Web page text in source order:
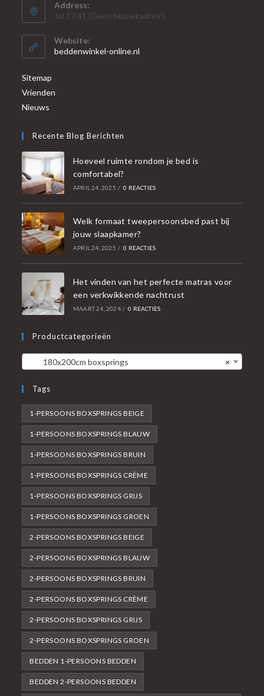
Address:
Jol 17 41 (Geen bezoekadres!)
Website:
beddenwinkel-online.nl
Sitemap
Vrienden
Nieuws
Recente Blog Berichten
Hoeveel ruimte rondom je bed is
comfortabel?
APRIL 24, 2025 / 0 REACTIES
Welk formaat tweepersoonsbed past bij
jouw slaapkamer?
APRIL 24, 2025 / 0 REACTIES
Het vinden van het perfecte matras voor
een verkwikkende nachtrust
MAART 24, 2024 / 0 REACTIES
Productcategorieën
×
180x200cm boxsprings
Tags
1-PERSOONS BOXSPRINGS BEIGE
1-PERSOONS BOXSPRINGS BLAUW
1-PERSOONS BOXSPRINGS BRUIN
1-PERSOONS BOXSPRINGS CRÈME
1-PERSOONS BOXSPRINGS GRIJS
1-PERSOONS BOXSPRINGS GROEN
2-PERSOONS BOXSPRINGS BEIGE
2-PERSOONS BOXSPRINGS BLAUW
2-PERSOONS BOXSPRINGS BRUIN
2-PERSOONS BOXSPRINGS CRÈME
2-PERSOONS BOXSPRINGS GRIJS
2-PERSOONS BOXSPRINGS GROEN
BEDDEN 1-PERSOONS BEDDEN
BEDDEN 2-PERSOONS BEDDEN